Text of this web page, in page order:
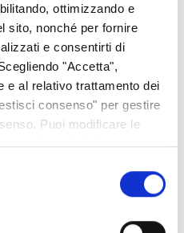
ottimizzando e
sito, nonché per fornire
e consentirti di
"Accetta",
e al relativo trattamento dei
consenso" per gestire
Puoi modificare le
in qualsiasi momento
la nostra politica sulla
di